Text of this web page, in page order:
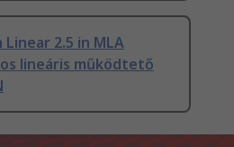
Linear 2.5 in MLA
lineáris működtető